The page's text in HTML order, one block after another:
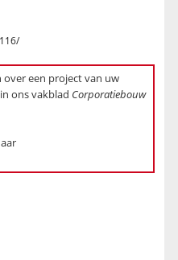
een project van uw
ons vakblad Corporatiebouw